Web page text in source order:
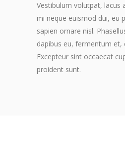
Vestibulum volutpat, lacus
mi neque euismod dui, eu
sapien ornare nisl.
dapibus eu, fermentum et,
Excepteur sint occaecat
proident sunt.